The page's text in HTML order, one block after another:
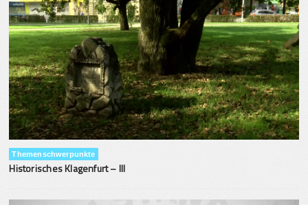
Themenschwerpunkte
Historisches Klagenfurt – III